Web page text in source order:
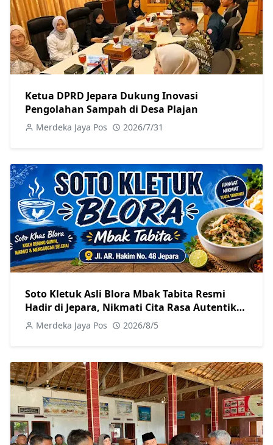
Ketua DPRD Jepara Dukung Inovasi
Pengolahan Sampah di Desa Plajan
Merdeka Jaya Pos 2026/7/31
Soto Kletuk Asli Blora Mbak Tabita Resmi
Hadir di Jepara, Nikmati Cita Rasa Autentik
Mulai Rp10 Ribu
Merdeka Jaya Pos 2026/8/5